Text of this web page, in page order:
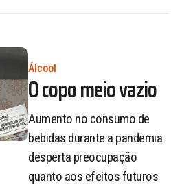
Álcool
O copo meio vazio
Aumento no consumo de
bebidas durante a pandemia
desperta preocupação
quanto aos efeitos futuros